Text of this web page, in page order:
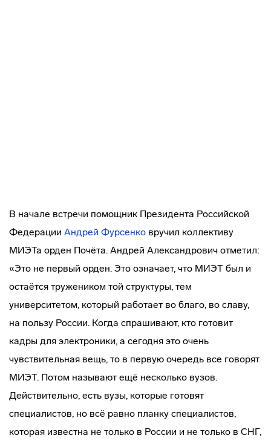
В начале встречи помощник Президента Российской
Федерации Андрей Фурсенко вручил коллективу
МИЭТа орден Почёта. Андрей Александрович отметил:
«Это не первый орден. Это означает, что МИЭТ был и
остаётся тружеником той структуры, тем
университетом, который работает во благо, во славу,
на пользу России. Когда спрашивают, кто готовит
кадры для электроники, а сегодня это очень
чувствительная вещь, то в первую очередь все говорят
МИЭТ. Потом называют ещё несколько вузов.
Действительно, есть вузы, которые готовят
специалистов, но всё равно планку специалистов,
которая известна не только в России и не только в СНГ,